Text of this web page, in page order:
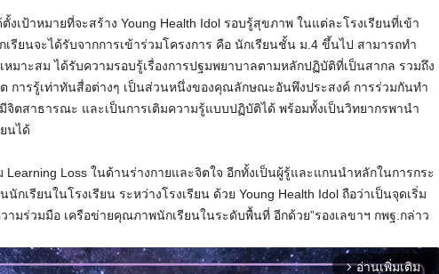
งเป้าหมายที่จะสร้าง Young Health Idol รอบรู้สุขภาพ ในแต่ละโรงเรียนที่เข้า
เรียนจะได้รับจากการเข้าร่วมโครงการ คือ นักเรียนชั้น ม.4 ขึ้นไป สามารถทำ
หมาะสม ได้รับความรอบรู้เรื่องการปฐมพยาบาลตามหลักปฏิบัติที่เป็นสากล รวมถึง
การรู้เท่าทันสื่อต่างๆ เป็นส่วนหนึ่งของคุณลักษณะอันพึงประสงค์ การร่วมกันทำ
จิตสาธารณะ และเป็นการเติมความรู้แบบปฏิบัติได้ พร้อมทั้งเป็นวิทยากรพานำ
นได้
Learning Loss ในด้านร่างกายและจิตใจ อีกทั้งเป็นผู้รู้และแกนนำหลักในการกระ
นักเรียนในโรงเรียน ระหว่างโรงเรียน ด้วย Young Health Idol ถือว่าเป็นจุดเริ่ม
มร่วมมือ เครือข่ายคุณภาพนักเรียนในระดับพื้นที่ อีกด้วย”รองเลขาฯ กพฐ.กล่าว
arrow_forward_ios อ่านเพิ่มเติม